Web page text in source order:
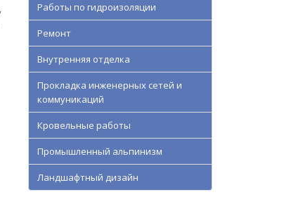
Работы по гидроизоляции
Ремонт
Внутренняя отделка
Прокладка инженерных сетей и
коммуникаций
Кровельные работы
Промышленный альпинизм
Ландшафтный дизайн